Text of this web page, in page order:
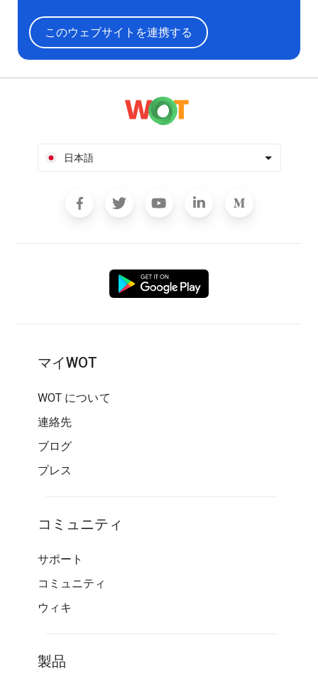
このウェブサイトを連携する
日本語
マイWOT
WOT について
連絡先
ブログ
プレス
コミュニティ
サポート
コミュニティ
ウィキ
製品